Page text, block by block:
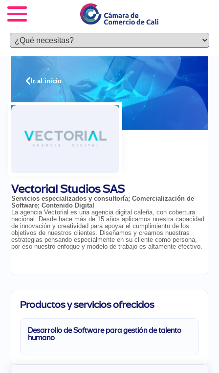
Ir al inicio
Vectorial Studios SAS
Servicios especializados y consultoría;Comercialización de
Software;Contenido Digital
La agencia Vectorial es una agencia digital caleña, con cobertura
nacional. Desde hace más de 15 años aplicamos nuestra capacidad
de innovación y creatividad para apoyar el cumplimiento de los
objetivos de nuestros clientes. Diseñamos y creamos nuestras
estrategias pensando especialmente en su cliente como persona,
por eso nuestro enfoque y modelo de trabajo es altamente efectivo.
Productos y servicios ofrecidos
Desarrollo de Software para gestión de talento
humano